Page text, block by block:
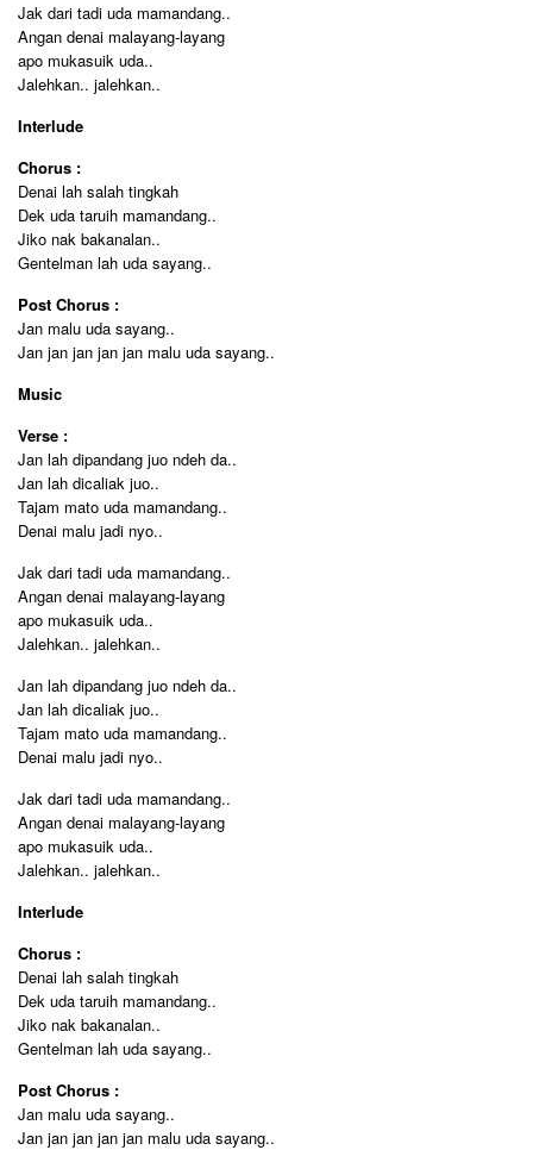
Jak dari tadi uda mamandang..
Angan denai malayang-layang
apo mukasuik uda..
Jalehkan.. jalehkan..
Interlude
Chorus :
Denai lah salah tingkah
Dek uda taruih mamandang..
Jiko nak bakanalan..
Gentelman lah uda sayang..
Post Chorus :
Jan malu uda sayang..
Jan jan jan jan jan malu uda sayang..
Music
Verse :
Jan lah dipandang juo ndeh da..
Jan lah dicaliak juo..
Tajam mato uda mamandang..
Denai malu jadi nyo..
Jak dari tadi uda mamandang..
Angan denai malayang-layang
apo mukasuik uda..
Jalehkan.. jalehkan..
Jan lah dipandang juo ndeh da..
Jan lah dicaliak juo..
Tajam mato uda mamandang..
Denai malu jadi nyo..
Jak dari tadi uda mamandang..
Angan denai malayang-layang
apo mukasuik uda..
Jalehkan.. jalehkan..
Interlude
Chorus :
Denai lah salah tingkah
Dek uda taruih mamandang..
Jiko nak bakanalan..
Gentelman lah uda sayang..
Post Chorus :
Jan malu uda sayang..
Jan jan jan jan jan malu uda sayang..